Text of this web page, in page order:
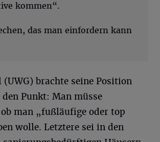
kommen“.
das man einfordern kann
(UWG) brachte seine Position
Punkt: Man müsse
man „fußläufige oder top
wolle. Letztere sei in den